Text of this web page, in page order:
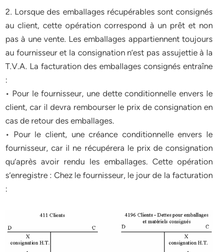
2. Lorsque des emballages récupérables sont consignés
au client, cette opération correspond à un prêt et non
pas à une vente. Les emballages appartiennent toujours
au fournisseur et la consignation n’est pas assujettie à la
T.V.A. La facturation des emballages consignés entraîne
:
• Pour le fournisseur, une dette conditionnelle envers le
client, car il devra rembourser le prix de consignation en
cas de retour des emballages.
• Pour le client, une créance conditionnelle envers le
fournisseur, car il ne récupérera le prix de consignation
qu’après avoir rendu les emballages. Cette opération
s’enregistre : Chez le fournisseur, le jour de la facturation
: